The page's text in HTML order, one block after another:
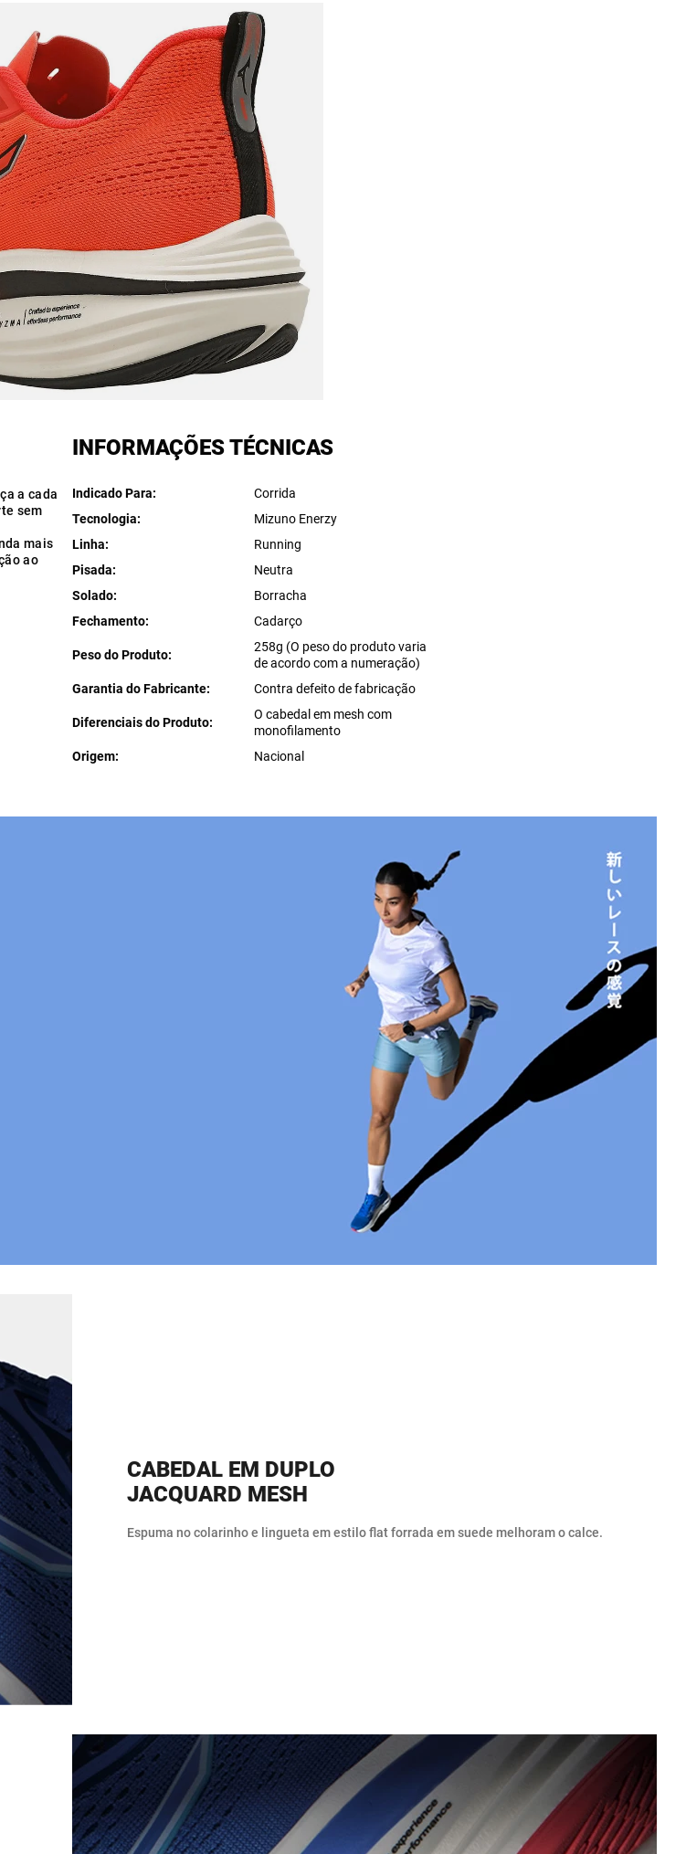
a cada
sem
mais
ao
INFORMAÇÕES TÉCNICAS
Indicado Para
Corrida
Tecnologia
Mizuno Enerzy
Linha
Running
Pisada
Neutra
Solado
Borracha
Fechamento
Cadarço
Peso do Produto
258g (O peso do produto varia
de acordo com a numeração)
Garantia do Fabricante
Contra defeito de fabricação
Diferenciais do Produto
O cabedal em mesh com
monofilamento
Origem
Nacional
CABEDAL EM DUPLO
JACQUARD MESH
Espuma no colarinho e lingueta em estilo flat forrada em suede melhoram o calce.